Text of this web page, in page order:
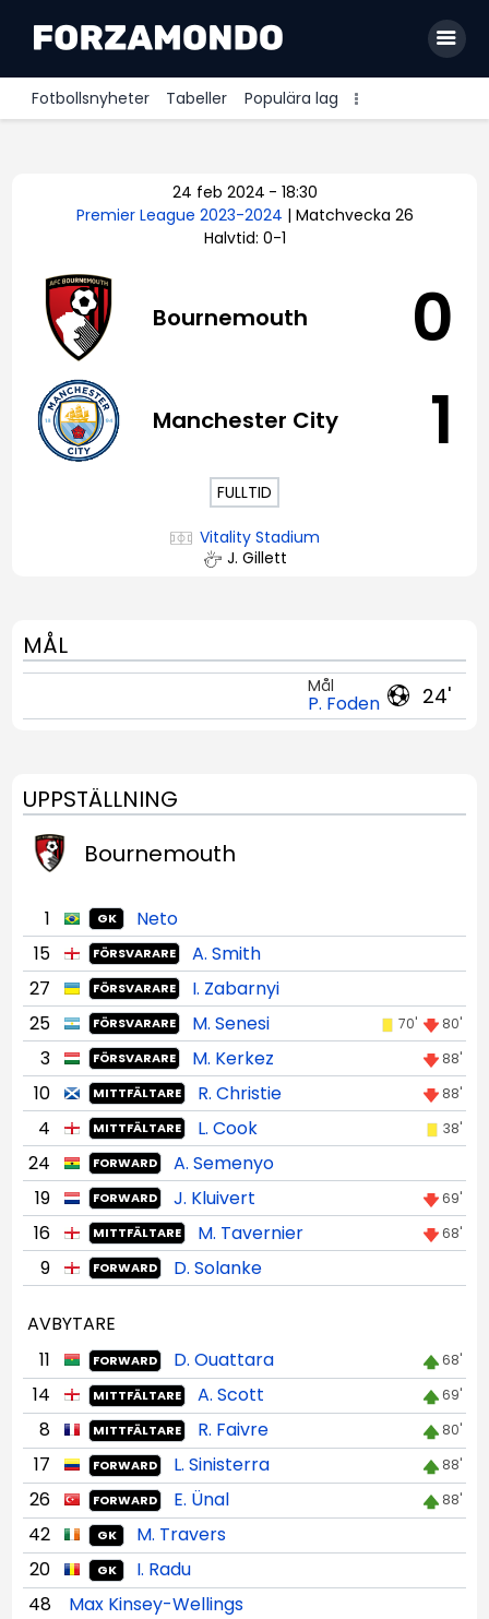
Fotbollsnyheter Tabeller Populära lag
Premier League
Bundesliga
Serie A
24 feb 2024 - 18:30
Premier League 2023-2024 | Matchvecka 26
Halvtid: 0-1
Bournemouth 0
Manchester City 1
FULLTID
Vitality Stadium
J. Gillett
MÅL
24'
Mål
P. Foden
UPPSTÄLLNING
Bournemouth
1 GK
Neto
15
FÖRSVARARE
A. Smith
27
FÖRSVARARE
I. Zabarnyi
25
FÖRSVARARE M. Senesi 70' 80'
3 FÖRSVARARE M. Kerkez 88'
10 MITTFÄLTARE R. Christie 88'
4 MITTFÄLTARE L. Cook 38'
24 FORWARD
A. Semenyo
19
FORWARD J. Kluivert 69'
16 MITTFÄLTARE M. Tavernier 68'
9 FORWARD D. Solanke
AVBYTARE
11
FORWARD D. Ouattara 68'
14 MITTFÄLTARE A. Scott 69'
8 MITTFÄLTARE R. Faivre 80'
17 FORWARD L. Sinisterra 88'
26 FORWARD E. Ünal 88'
42 GK
M. Travers
20
GK
I. Radu
48
Max Kinsey-Wellings